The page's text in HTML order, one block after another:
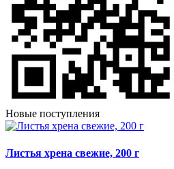
Новые поступления
Листья хрена свежие, 200 г